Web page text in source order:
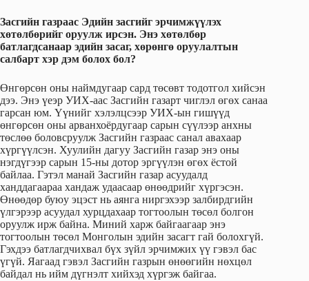
Засгийн газраас Эдийн засгийг эрчимжүүлэх
хөтөлбөрийг оруулж ирсэн. Энэ хөтөлбөр
батлагдсанаар эдийн засаг, хөрөнгө оруулалтын
салбарт хэр дэм болох бол?
Өнгөрсөн оны наймдугаар сард төсөвт тодотгол хийсэн
дээ. Энэ үеэр УИХ-аас Засгийн газарт чиглэл өгөх санаа
гарсан юм. Үүнийг хэлэлцсээр УИХ-ын гишүүд
өнгөрсөн оны арванхоёрдугаар сарын сүүлээр анхны
төслөө боловсруулж Засгийн газраас санал авахаар
хүргүүлсэн. Хуулийн дагуу Засгийн газар энэ оны
нэгдүгээр сарын 15-ны дотор эргүүлэн өгөх ёстой
байлаа. Гэтэл манай Засгийн газар асуудалд
ханддагаараа хандаж удаасаар өнөөдрийг хүргэсэн.
Өнөөдөр буюу эцэст нь аянга ниргэхээр залбирдгийн
үлгэрээр асуудал хурцдахаар тогтоолын төсөл болгон
оруулж ирж байна. Миний харж байгаагаар энэ
тогтоолын төсөл Монголын эдийн засагт гай болохгүй.
Гэхдээ батлагдчихвал бүх зүйл эрчимжих үү гэвэл бас
үгүй. Яагаад гэвэл Засгийн газрын өнөөгийн нөхцөл
байдал нь ийм дүгнэлт хийхэд хүргэж байгаа.